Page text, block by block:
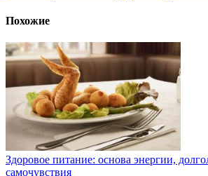
Похожие
Здоровое питание: основа энергии,
самочувствия